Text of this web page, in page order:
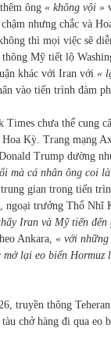
ông « không vội »
nhưng chắc và
thì mọi việc sẽ
Mỹ tiết lộ
khác với Iran với «
vào tiến trình đàm
Times chưa thể cung
Kỳ. Trang mạng
Trump dường
mà cá nhân ông coi
gian trong tiến
trưởng Thổ Nhĩ
Iran và Mỹ tiến đến
Ankara, « với
mở lại eo biển
truyền thông
chở hàng đi qua eo